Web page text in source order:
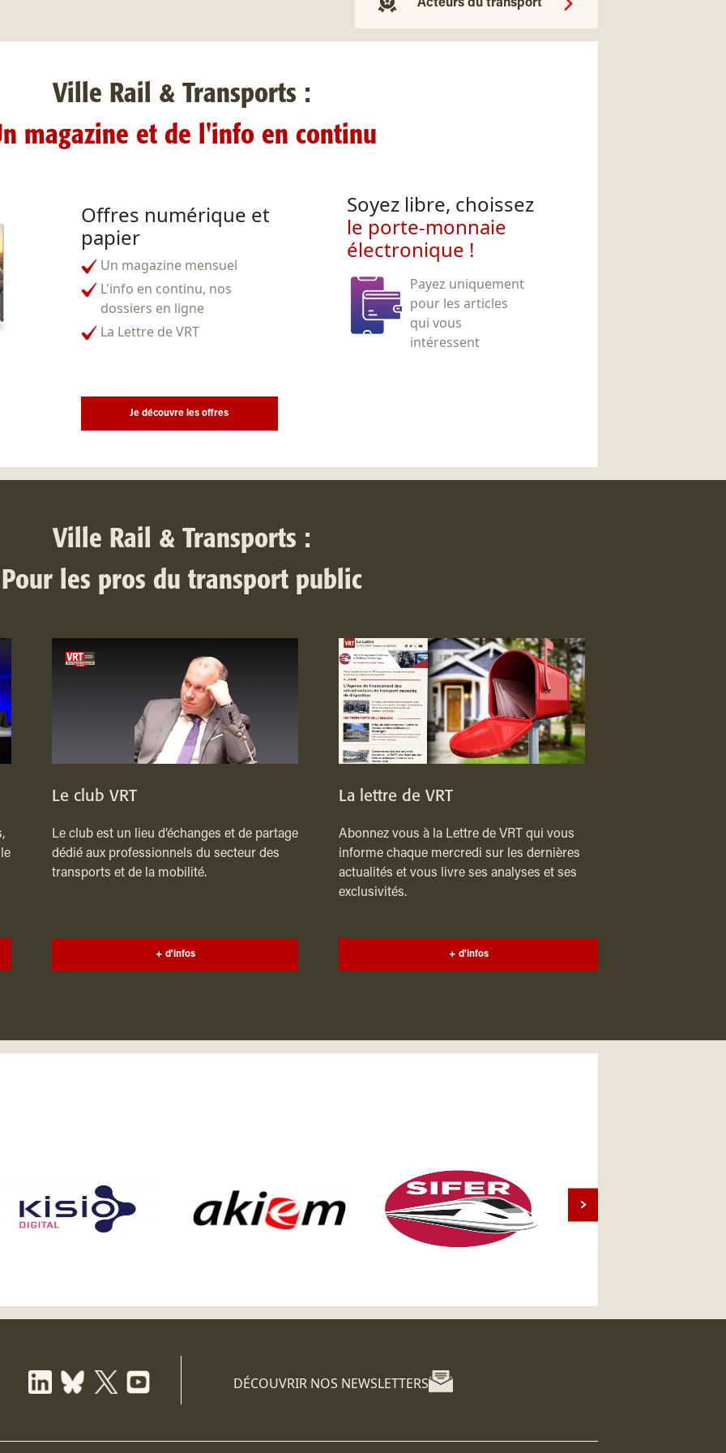
Acteurs du transport
Ville Rail & Transports :
magazine et de l'info en continu
Offres numérique et
papier
Un magazine mensuel
L'info en continu, nos
dossiers en ligne
La Lettre de VRT
Soyez libre, choissez
le porte-monnaie
électronique !
Payez uniquement
pour les articles
qui vous
intéressent
Je découvre les offres
Ville Rail & Transports :
Pour les pros du transport public
Le club VRT
Le club est un lieu d’échanges et de partage
dédié aux professionnels du secteur des
transports et de la mobilité.
+ d'infos
La lettre de VRT
Abonnez vous à la Lettre de VRT qui vous
informe chaque mercredi sur les dernières
actualités et vous livre ses analyses et ses
exclusivités.
+ d'infos
DÉCOUVRIR NOS NEWSLETTERS